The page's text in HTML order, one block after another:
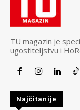
TU magazin je
ugostiteljstvu i
Najčitanije